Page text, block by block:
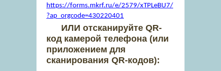
https://forms.mkrf.ru/e/2579/xTPLeBU7/
?ap_orgcode=430220401
ИЛИ отсканируйте QR-
код камерой телефона (или
приложением для
сканирования QR-кодов):